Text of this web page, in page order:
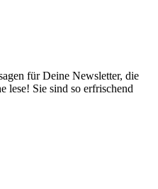
für Deine Newsletter, die
lese! Sie sind so erfrischend